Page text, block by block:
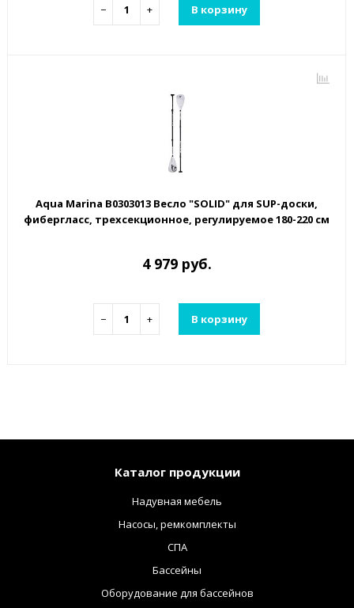
− + В корзину
Aqua Marina B0303013 Весло "SOLID" для SUP-доски,
фибергласс, трехсекционное, регулируемое 180-220 см
4 979 руб.
− + В корзину
Каталог продукции
Надувная мебель
Насосы, ремкомплекты
СПА
Бассейны
Оборудование для бассейнов